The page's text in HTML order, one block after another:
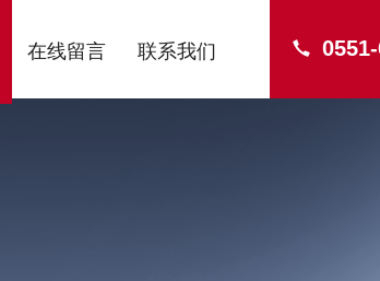
在线留言 联系我们